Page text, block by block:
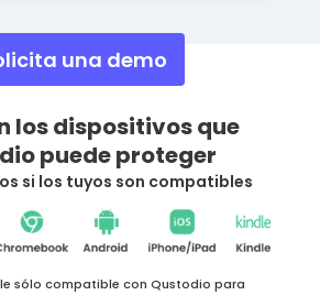
una demo
los dispositivos que
puede proteger
si los tuyos son compatibles
sólo compatible con Qustodio para